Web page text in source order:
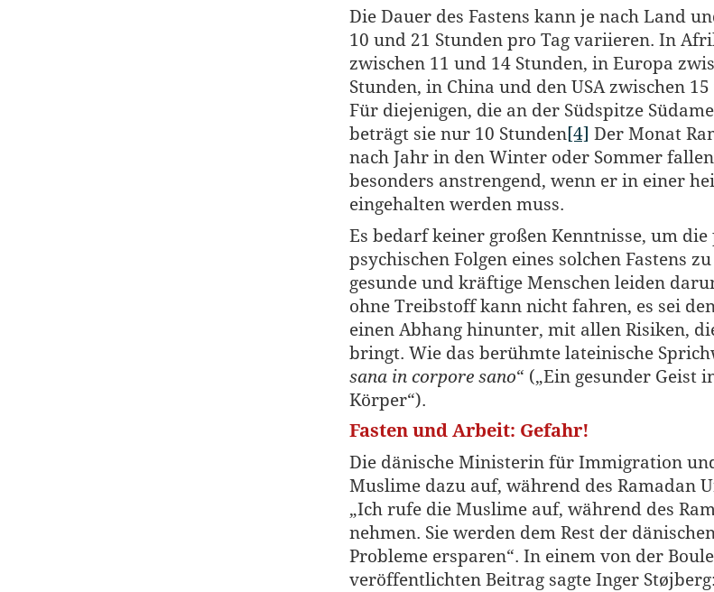
Die Dauer des Fastens kann je nach Land
10 und 21 Stunden pro Tag variieren. In
zwischen 11 und 14 Stunden, in Europa
Stunden, in China und den USA zwischen
Für diejenigen, die an der Südspitze
beträgt sie nur 10 Stunden[4] Der Monat
nach Jahr in den Winter oder Sommer
besonders anstrengend, wenn er in einer
eingehalten werden muss.
Es bedarf keiner großen Kenntnisse, um die
psychischen Folgen eines solchen Fastens
gesunde und kräftige Menschen leiden
ohne Treibstoff kann nicht fahren, es sei
einen Abhang hinunter, mit allen Risiken,
bringt. Wie das berühmte lateinische
sana in corpore sano“ („Ein gesunder Geist
Körper“).
Fasten und Arbeit: Gefahr!
Die dänische Ministerin für Immigration
Muslime dazu auf, während des Ramadan
„Ich rufe die Muslime auf, während des
nehmen. Sie werden dem Rest der
Probleme ersparen“. In einem von der
veröffentlichten Beitrag sagte Inger